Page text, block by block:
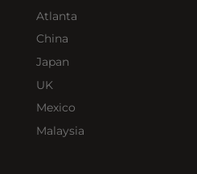
Atlanta
China
Japan
UK
Mexico
Malaysia